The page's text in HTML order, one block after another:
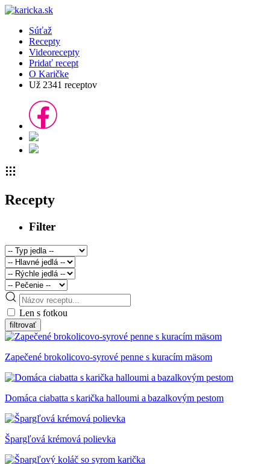
Súťaž
Recepty
Videorecepty
Pridať recept
O Karičke
Už 2341 receptov
Recepty
Filter
Len s fotkou
Zapečené brokolicovo-syrové penne s kuracím mäsom
Domáca ciabatta s karička halloumi a bazalkovým pestom
Špargľová krémová polievka